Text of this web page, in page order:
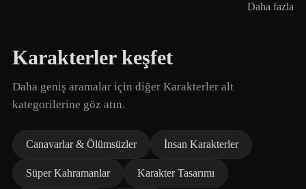
Daha fazla
Karakterler keşfet
Daha geniş aramalar için diğer Karakterler alt
kategorilerine göz atın.
Canavarlar & Ölümsüzler İnsan Karakterler
Süper Kahramanlar Karakter Tasarımı